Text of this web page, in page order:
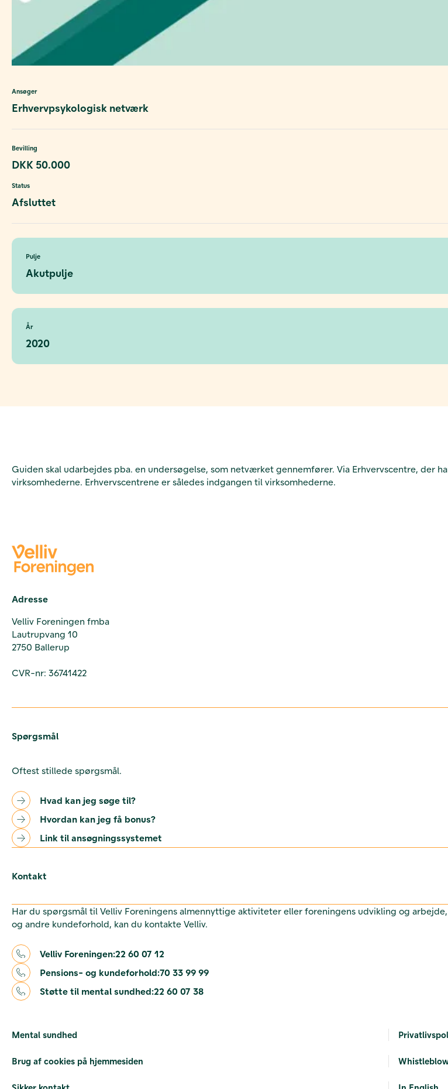
Ansøger
Erhvervpsykologisk netværk
Bevilling
DKK 50.000
Status
Afsluttet
Pulje
Akutpulje
År
2020
Guiden skal udarbejdes pba. en undersøgelse, som netværket gennemfører. Via Erhvervscentre, der
virksomhederne. Erhvervscentrene er således indgangen til virksomhederne.
Adresse
Velliv Foreningen fmba
Lautrupvang 10
2750 Ballerup
CVR-nr: 36741422
Spørgsmål
Oftest stillede spørgsmål.
Hvad kan jeg søge til?
Hvordan kan jeg få bonus?
Link til ansøgningssystemet
Kontakt
Har du spørgsmål til Velliv Foreningens almennyttige aktiviteter eller foreningens udvikling og
og andre kundeforhold, kan du kontakte Velliv.
Velliv Foreningen:22 60 07 12
Pensions- og kundeforhold:70 33 99 99
Støtte til mental sundhed:22 60 07 38
Mental sundhed
Brug af cookies på hjemmesiden